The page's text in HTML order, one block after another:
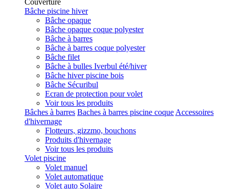
Couverture
Bâche piscine hiver
Bâche opaque
Bâche opaque coque polyester
Bâche à barres
Bâche à barres coque polyester
Bâche filet
Bâche à bulles Iverbul été/hiver
Bâche hiver piscine bois
Bâche Sécuribul
Ecran de protection pour volet
Voir tous les produits
Bâches à barres Baches à barres piscine coque Accessoires
d'hivernage
Flotteurs, gizzmo, bouchons
Produits d'hivernage
Voir tous les produits
Volet piscine
Volet manuel
Volet automatique
Volet auto Solaire